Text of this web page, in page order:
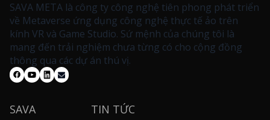
SAVA META là công ty công nghệ tiên phong phát triển
về Metaverse ứng dụng công nghệ thực tế ảo trên
kính VR và Game Studio. Sứ mệnh của chúng tôi là
mang đến trải nghiệm chưa từng có cho cộng đồng
thông qua các dự án thú vị.
SAVA TIN TỨC